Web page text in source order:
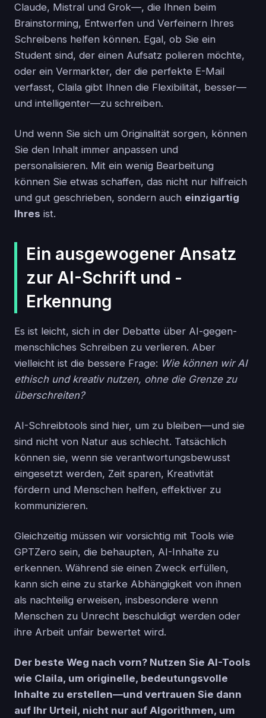
Claude, Mistral und Grok—, die Ihnen beim
Brainstorming, Entwerfen und Verfeinern Ihres
Schreibens helfen können. Egal, ob Sie ein
Student sind, der einen Aufsatz polieren möchte,
oder ein Vermarkter, der die perfekte E-Mail
verfasst, Claila gibt Ihnen die Flexibilität, besser—
und intelligenter—zu schreiben.
Und wenn Sie sich um Originalität sorgen, können
Sie den Inhalt immer anpassen und
personalisieren. Mit ein wenig Bearbeitung
können Sie etwas schaffen, das nicht nur hilfreich
und gut geschrieben, sondern auch einzigartig
Ihres ist.
Ein ausgewogener Ansatz
zur AI-Schrift und -
Erkennung
Es ist leicht, sich in der Debatte über AI-gegen-
menschliches Schreiben zu verlieren. Aber
vielleicht ist die bessere Frage: Wie können wir AI
ethisch und kreativ nutzen, ohne die Grenze zu
überschreiten?
AI-Schreibtools sind hier, um zu bleiben—und sie
sind nicht von Natur aus schlecht. Tatsächlich
können sie, wenn sie verantwortungsbewusst
eingesetzt werden, Zeit sparen, Kreativität
fördern und Menschen helfen, effektiver zu
kommunizieren.
Gleichzeitig müssen wir vorsichtig mit Tools wie
GPTZero sein, die behaupten, AI-Inhalte zu
erkennen. Während sie einen Zweck erfüllen,
kann sich eine zu starke Abhängigkeit von ihnen
als nachteilig erweisen, insbesondere wenn
Menschen zu Unrecht beschuldigt werden oder
ihre Arbeit unfair bewertet wird.
Der beste Weg nach vorn? Nutzen Sie AI-Tools
wie Claila, um originelle, bedeutungsvolle
Inhalte zu erstellen—und vertrauen Sie dann
auf Ihr Urteil, nicht nur auf Algorithmen, um